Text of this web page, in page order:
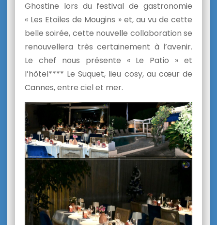
Ghostine lors du festival de gastronomie
« Les Etoiles de Mougins » et, au vu de cette
belle soirée, cette nouvelle collaboration se
renouvellera très certainement à l’avenir.
Le chef nous présente « Le Patio » et
l’hôtel**** Le Suquet, lieu cosy, au cœur de
Cannes, entre ciel et mer.